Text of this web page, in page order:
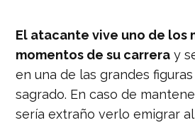
El atacante vive uno de los
momentos de su carrera y
en una de las grandes
sagrado. En caso de
sería extraño verlo emigrar